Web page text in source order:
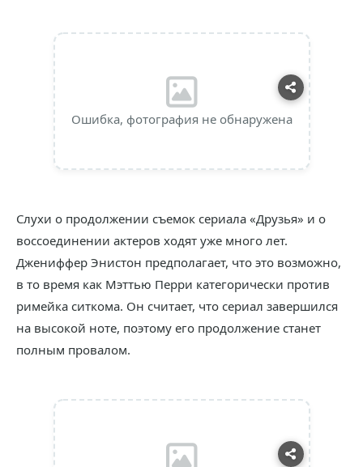
Ошибка, фотография не обнаружена
Слухи о продолжении съемок сериала «Друзья» и о
воссоединении актеров ходят уже много лет.
Джениффер Энистон предполагает, что это возможно,
в то время как Мэттью Перри категорически против
римейка ситкома. Он считает, что сериал завершился
на высокой ноте, поэтому его продолжение станет
полным провалом.